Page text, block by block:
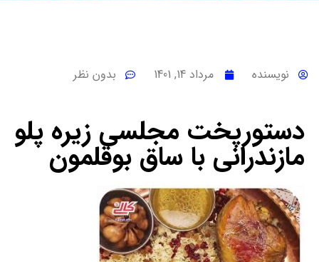
نویسنده مرداد 14, 1401 بدون نظر
دستورپخت مجلسی زیره پلو
مازندرانی با ساق بوقلمون